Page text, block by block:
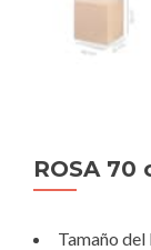
ROSA 70
Tamaño